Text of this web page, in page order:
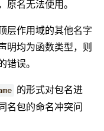
名无法使用。
层作用域的其他名字
明均为函数类型，则
误。
的形式对包名进
名包的命名冲突问